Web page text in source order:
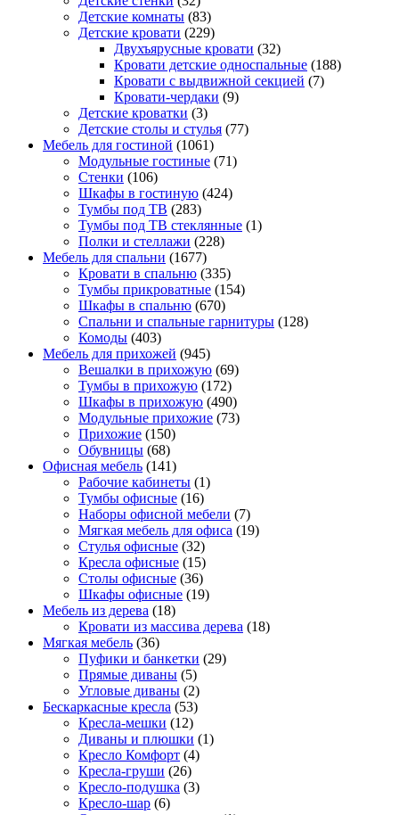
Детские комнаты (83)
Детские кровати (229)
Двухъярусные кровати (32)
Кровати детские односпальные (188)
Кровати с выдвижной секцией (7)
Кровати-чердаки (9)
Детские кроватки (3)
Детские столы и стулья (77)
Мебель для гостиной (1061)
Модульные гостиные (71)
Стенки (106)
Шкафы в гостиную (424)
Тумбы под ТВ (283)
Тумбы под ТВ стеклянные (1)
Полки и стеллажи (228)
Мебель для спальни (1677)
Кровати в спальню (335)
Тумбы прикроватные (154)
Шкафы в спальню (670)
Спальни и спальные гарнитуры (128)
Комоды (403)
Мебель для прихожей (945)
Вешалки в прихожую (69)
Тумбы в прихожую (172)
Шкафы в прихожую (490)
Модульные прихожие (73)
Прихожие (150)
Обувницы (68)
Офисная мебель (141)
Рабочие кабинеты (1)
Тумбы офисные (16)
Наборы офисной мебели (7)
Мягкая мебель для офиса (19)
Стулья офисные (32)
Кресла офисные (15)
Столы офисные (36)
Шкафы офисные (19)
Мебель из дерева (18)
Кровати из массива дерева (18)
Мягкая мебель (36)
Пуфики и банкетки (29)
Прямые диваны (5)
Угловые диваны (2)
Бескаркасные кресла (53)
Кресла-мешки (12)
Диваны и плюшки (1)
Кресло Комфорт (4)
Кресла-груши (26)
Кресло-подушка (3)
Кресло-шар (6)